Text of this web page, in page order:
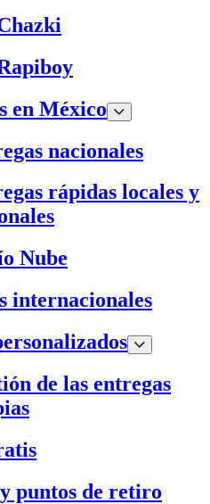
en México
nacionales
rápidas locales y
Nube
internacionales
de las entregas
puntos de retiro